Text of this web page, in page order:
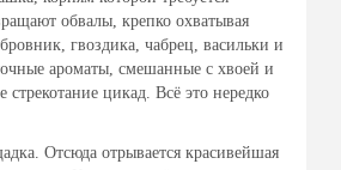
обвалы, крепко охватывая
гвоздика, чабрец, васильки и
ароматы, смешанные с хвоей и
цикад. Всё это нередко
Отсюда отрывается красивейшая